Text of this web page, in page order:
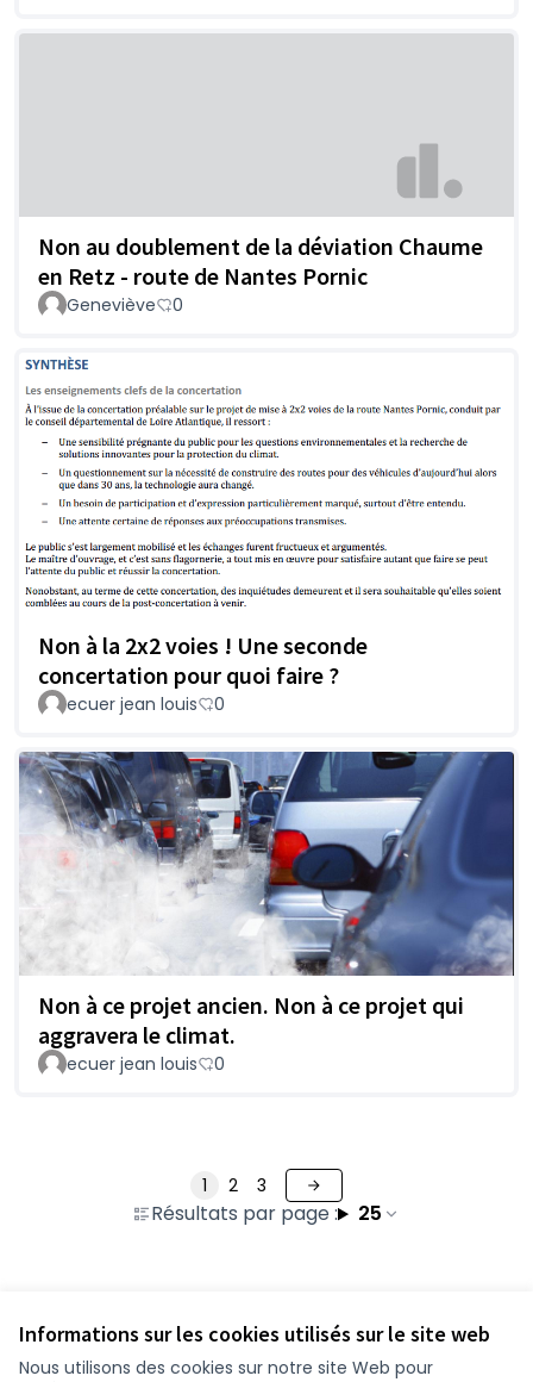
Informations sur les cookies utilisés sur le site web
Nous utilisons des cookies sur notre site Web pour
Non au doublement de la déviation Chaume
en Retz - route de Nantes Pornic
Geneviève 0
Non à la 2x2 voies ! Une seconde
concertation pour quoi faire ?
ecuer jean louis 0
Non à ce projet ancien. Non à ce projet qui
aggravera le climat.
ecuer jean louis 0
Résultats par page : 25
1 2 3